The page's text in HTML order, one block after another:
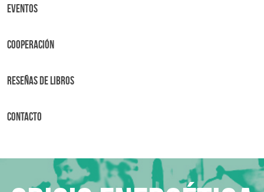
Eventos
Cooperación
Reseñas de libros
Contacto